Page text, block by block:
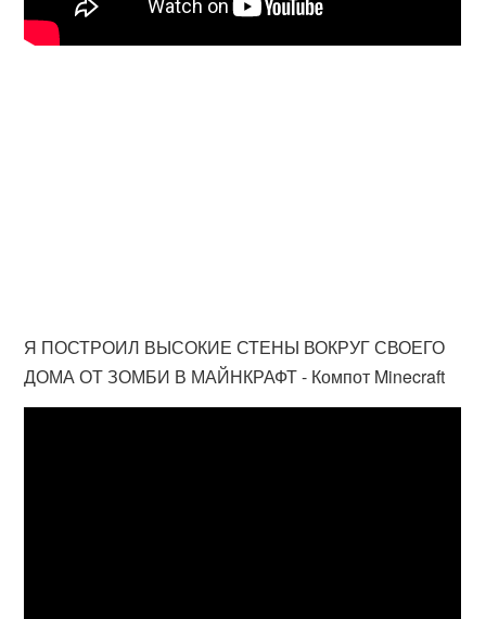
Я ПОСТРОИЛ ВЫСОКИЕ СТЕНЫ ВОКРУГ СВОЕГО
ДОМА ОТ ЗОМБИ В МАЙНКРАФТ - Компот Minecraft